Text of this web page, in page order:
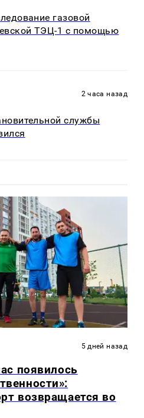
газовой
ТЭЦ-1 с помощью
2 часа назад
службы
5 дней назад
появилось
возвращается во